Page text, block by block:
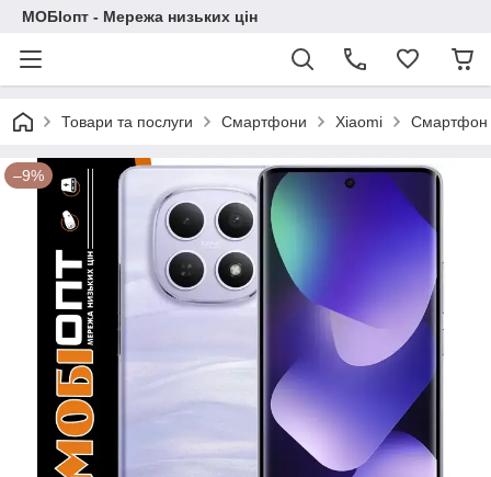
МОБІопт - Мережа низьких цін
Товари та послуги Смартфони Xiaomi Смартфон
–9%